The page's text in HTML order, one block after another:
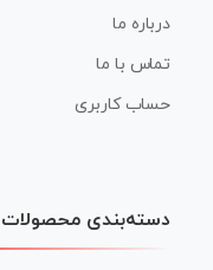
درباره ما
تماس با ما
حساب کاربری
دسته‌بندی محصولات